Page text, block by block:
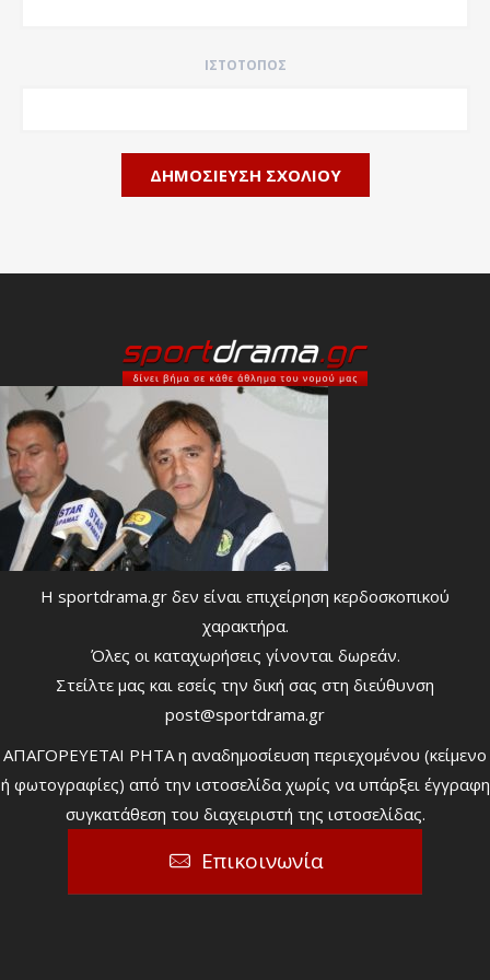
ΙΣΤΌΤΟΠΟΣ
Η sportdrama.gr δεν είναι επιχείρηση κερδοσκοπικού
χαρακτήρα.
Όλες οι καταχωρήσεις γίνονται δωρεάν.
Στείλτε μας και εσείς την δική σας στη διεύθυνση
post@sportdrama.gr
ΑΠΑΓΟΡΕΥΕΤΑΙ ΡΗΤΑ η αναδημοσίευση περιεχομένου (κείμενο
ή φωτογραφίες) από την ιστοσελίδα χωρίς να υπάρξει έγγραφη
συγκατάθεση του διαχειριστή της ιστοσελίδας.
Επικοινωνία